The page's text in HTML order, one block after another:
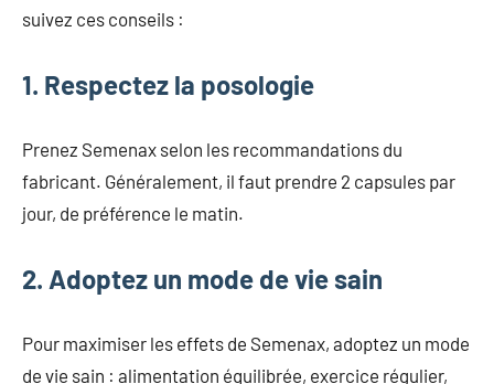
suivez ces conseils :
1. Respectez la posologie
Prenez Semenax selon les recommandations du
fabricant. Généralement, il faut prendre 2 capsules par
jour, de préférence le matin.
2. Adoptez un mode de vie sain
Pour maximiser les effets de Semenax, adoptez un mode
de vie sain : alimentation équilibrée, exercice régulier,